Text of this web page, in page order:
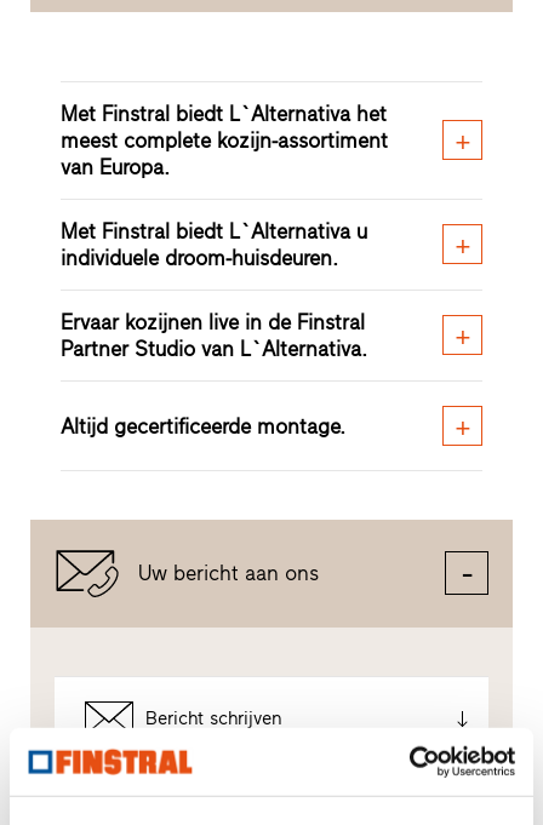
Met Finstral biedt L`Alternativa het
meest complete kozijn-assortiment
van Europa.
Met Finstral biedt L`Alternativa u
individuele droom-huisdeuren.
Ervaar kozijnen live in de Finstral
Partner Studio van L`Alternativa.
Altijd gecertificeerde montage.
Uw bericht aan ons
Bericht schrijven